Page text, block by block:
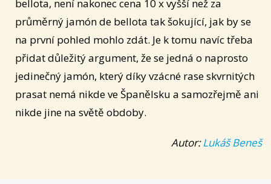
bellota, není nakonec cena 10 x vyšší než za
průměrný jamón de bellota tak šokující, jak by se
na první pohled mohlo zdát. Je k tomu navíc třeba
přidat důležitý argument, že se jedná o naprosto
jedinečný jamón, který díky vzácné rase skvrnitých
prasat nemá nikde ve Španělsku a samozřejmě ani
nikde jine na světě obdoby.
Autor:Lukáš Beneš